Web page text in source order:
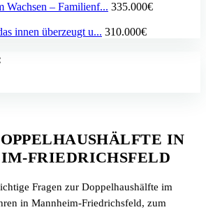
Wachsen – Familienf... 335.000€
innen überzeugt u... 310.000€
IN
FRIEDRICHSFELD
Fragen zur Doppelhaushälfte im
in Mannheim-Friedrichsfeld, zum